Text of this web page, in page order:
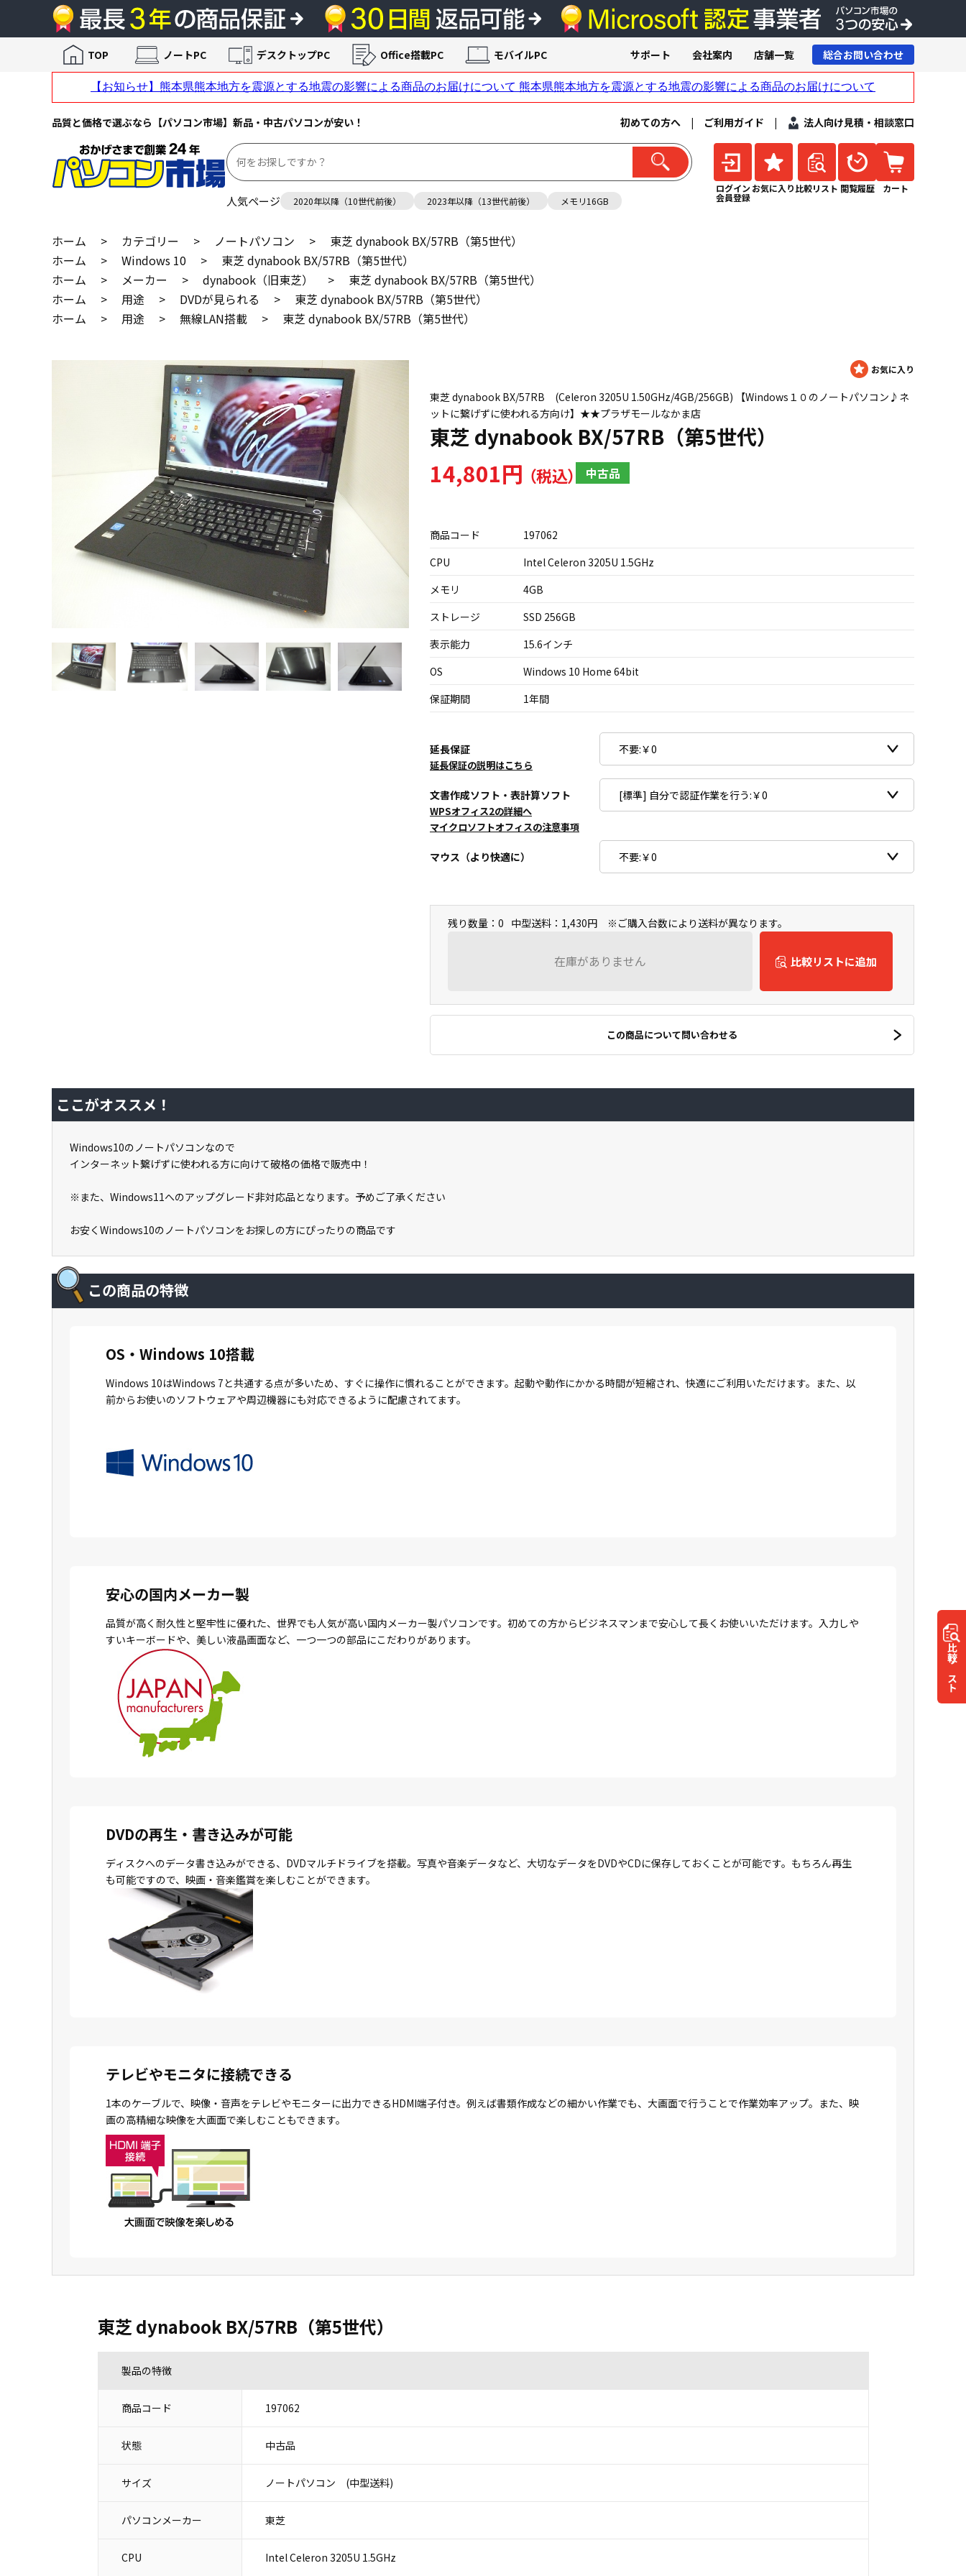
品質と価格で選ぶなら【パソコン市場】新品・中古パソコンが安い！ 初めての方へ | ご利用ガイド | 法人向け見積・相談窓口
人気ページ 2020年以降（10世代前後） 2023年以降（13世代前後） メモリ16GB
ログイン
会員登録
お気に入り 比較リスト 閲覧履歴 カート
TOP ノートPC デスクトップPC Office搭載PC モバイルPC サポート 会社案内 店舗一覧 総合お問い合わせ
ホーム > カテゴリー > ノートパソコン >
東芝 dynabook BX/57RB（第5世代）
ホーム
> Windows 10 >
東芝 dynabook BX/57RB（第5世代）
ホーム
> メーカー > dynabook（旧東芝） >
東芝 dynabook BX/57RB（第5世代）
ホーム
> 用途 > DVDが見られる >
東芝 dynabook BX/57RB（第5世代）
ホーム
> 用途 > 無線LAN搭載 > 東芝 dynabook BX/57RB（第5世代）
東芝 dynabook BX/57RB (Celeron 3205U 1.50GHz/4GB/256GB) 【Windows１０のノートパソコン♪ネ
ットに繋げずに使われる方向け】★★プラザモールなかま店
東芝 dynabook BX/57RB（第5世代）
14,801円 中古品
商品コード
197062
CPU
Intel Celeron 3205U 1.5GHz
メモリ
4GB
ストレージ
SSD 256GB
表示能力
15.6インチ
OS
Windows 10 Home 64bit
保証期間
1年間
延長保証
延長保証の説明はこちら
文書作成ソフト・表計算ソフト
WPSオフィス2の詳細へ
マイクロソフトオフィスの注意事項
マウス（より快適に）
残り数量：0 中型送料：1,430円 ※ご購入台数により送料が異なります。
在庫がありません 比較リストに追加
この商品について問い合わせる
比較
リスト
ここがオススメ！
Windows10のノートパソコンなので
インターネット繋げずに使われる方に向けて破格の価格で販売中！
※また、Windows11へのアップグレード非対応品となります。予めご了承ください
お安くWindows10のノートパソコンをお探しの方にぴったりの商品です
この商品の特徴
OS・Windows 10搭載
Windows 10はWindows 7と共通する点が多いため、すぐに操作に慣れることができます。起動や動作にかかる時間が短縮され、快適にご利用いただけます。また、以
前からお使いのソフトウェアや周辺機器にも対応できるように配慮されてます。
安心の国内メーカー製
品質が高く耐久性と堅牢性に優れた、世界でも人気が高い国内メーカー製パソコンです。初めての方からビジネスマンまで安心して長くお使いいただけます。入力しや
すいキーボードや、美しい液晶画面など、一つ一つの部品にこだわりがあります。
DVDの再生・書き込みが可能
ディスクへのデータ書き込みができる、DVDマルチドライブを搭載。写真や音楽データなど、大切なデータをDVDやCDに保存しておくことが可能です。もちろん再生
も可能ですので、映画・音楽鑑賞を楽しむことができます。
テレビやモニタに接続できる
1本のケーブルで、映像・音声をテレビやモニターに出力できるHDMI端子付き。例えば書類作成などの細かい作業でも、大画面で行うことで作業効率アップ。また、映
画の高精細な映像を大画面で楽しむこともできます。
東芝 dynabook BX/57RB（第5世代）
製品の特徴
商品コード 197062
状態 中古品
サイズ ノートパソコン (中型送料)
パソコンメーカー 東芝
CPU Intel Celeron 3205U 1.5GHz